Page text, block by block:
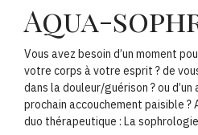
Aqua-
Vous avez besoin d’un moment
votre corps à votre esprit ? de
dans la douleur/guérison ? ou
prochain accouchement paisible ?
duo thérapeutique : La